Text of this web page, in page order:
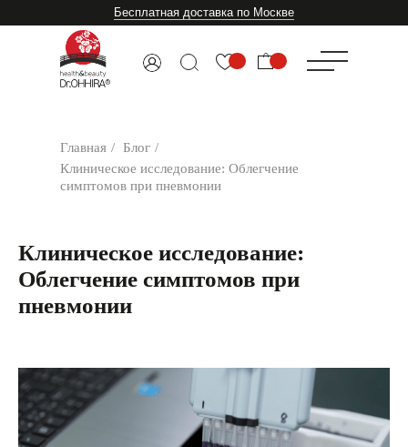
Бесплатная доставка по Москве
Главная / Блог /
Клиническое исследование: Облегчение
симптомов при пневмонии
Клиническое исследование:
Облегчение симптомов при
пневмонии